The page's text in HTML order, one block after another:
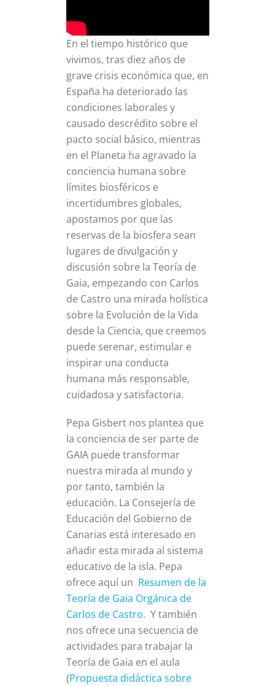
En el tiempo histórico que
vivimos, tras diez años de
grave crisis económica que, en
España ha deteriorado las
condiciones laborales y
causado descrédito sobre el
pacto social básico, mientras
en el Planeta ha agravado la
conciencia humana sobre
límites biosféricos e
incertidumbres globales,
apostamos por que las
reservas de la biosfera sean
lugares de divulgación y
discusión sobre la Teoría de
Gaia, empezando con Carlos
de Castro una mirada holística
sobre la Evolución de la Vida
desde la Ciencia, que creemos
puede serenar, estimular e
inspirar una conducta
humana más responsable,
cuidadosa y satisfactoria.
Pepa Gisbert nos plantea que
la conciencia de ser parte de
GAIA puede transformar
nuestra mirada al mundo y
por tanto, también la
educación. La Consejería de
Educación del Gobierno de
Canarias está interesado en
añadir esta mirada al sistema
educativo de la isla. Pepa
ofrece aquí un Resumen de la
Teoría de Gaia Orgánica de
Carlos de Castro. Y también
nos ofrece una secuencia de
actividades para trabajar la
Teoría de Gaia en el aula
(Propuesta didáctica sobre